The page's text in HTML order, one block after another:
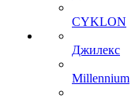
CYKLON
Джилекс
Millennium